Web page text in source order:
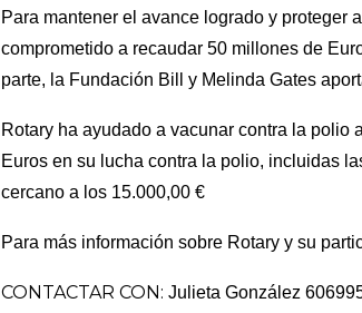
Para mantener el avance logrado y proteger
comprometido a recaudar 50 millones de
parte, la Fundación Bill y Melinda Gates
Rotary ha ayudado a vacunar contra la polio
Euros en su lucha contra la polio, incluidas
cercano a los 15.000,00 €
Para más información sobre Rotary y su
CONTACTAR CON:Julieta González